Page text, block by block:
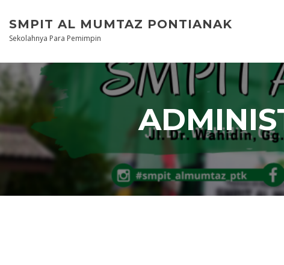
content
SMPIT AL MUMTAZ PONTIANAK
Sekolahnya Para Pemimpin